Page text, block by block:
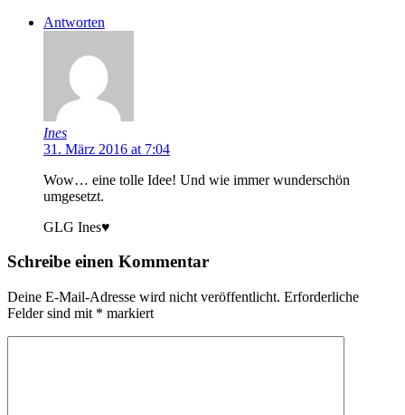
Antworten
Ines
31. März 2016 at 7:04
Wow… eine tolle Idee! Und wie immer wunderschön
umgesetzt.
GLG Ines♥
Schreibe einen Kommentar
Deine E-Mail-Adresse wird nicht veröffentlicht. Erforderliche
Felder sind mit * markiert